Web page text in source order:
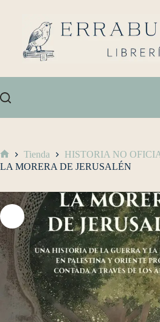
Tienda
HISTORIA NO
LA MORERA DE JERUSALÉN